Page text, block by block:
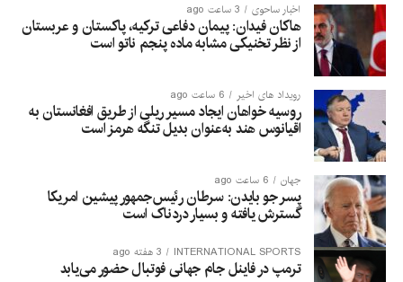
اخبار ساحوی 3 ساعت ago
هاکان فیدان: پیمان دفاعی ترکیه، پاکستان و عربستان
از نظر تخنیکی مشابه ماده پنجم ناتو است
رویداد های اخیر 6 ساعت ago
روسیه خواهان ایجاد مسیر ریلی از طریق افغانستان به
اقیانوس هند به‌عنوان بدیل تنگه هرمز است
جهان 6 ساعت ago
پسر جو بایدن: سرطان رئیس‌جمهور پیشین امریکا
گسترش یافته و بسیار دردناک است
INTERNATIONAL SPORTS 3 هفته ago
ترمپ در فاینل جام جهانی فوتبال حضور می‌یابد